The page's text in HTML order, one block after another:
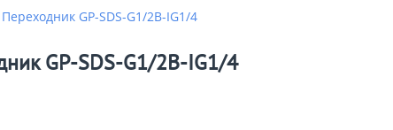
Переходник GP-SDS-G1/2B-IG1/4
GP-SDS-G1/2B-IG1/4